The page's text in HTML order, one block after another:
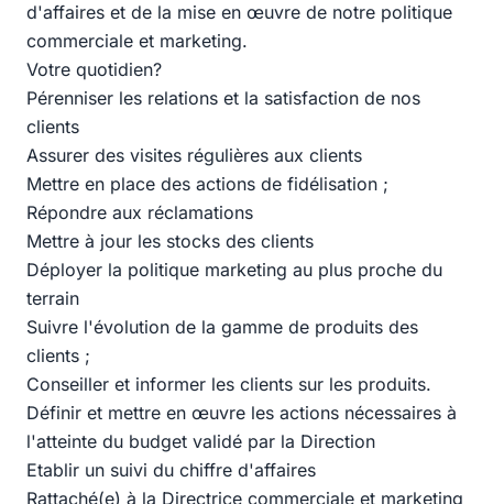
d'affaires et de la mise en œuvre de notre politique
commerciale et marketing.
Votre quotidien?
Pérenniser les relations et la satisfaction de nos
clients
Assurer des visites régulières aux clients
Mettre en place des actions de fidélisation ;
Répondre aux réclamations
Mettre à jour les stocks des clients
Déployer la politique marketing au plus proche du
terrain
Suivre l'évolution de la gamme de produits des
clients ;
Conseiller et informer les clients sur les produits.
Définir et mettre en œuvre les actions nécessaires à
l'atteinte du budget validé par la Direction
Etablir un suivi du chiffre d'affaires
Rattaché(e) à la Directrice commerciale et marketing